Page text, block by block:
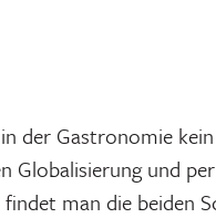
der Gastronomie
Globalisierung und
man die beiden